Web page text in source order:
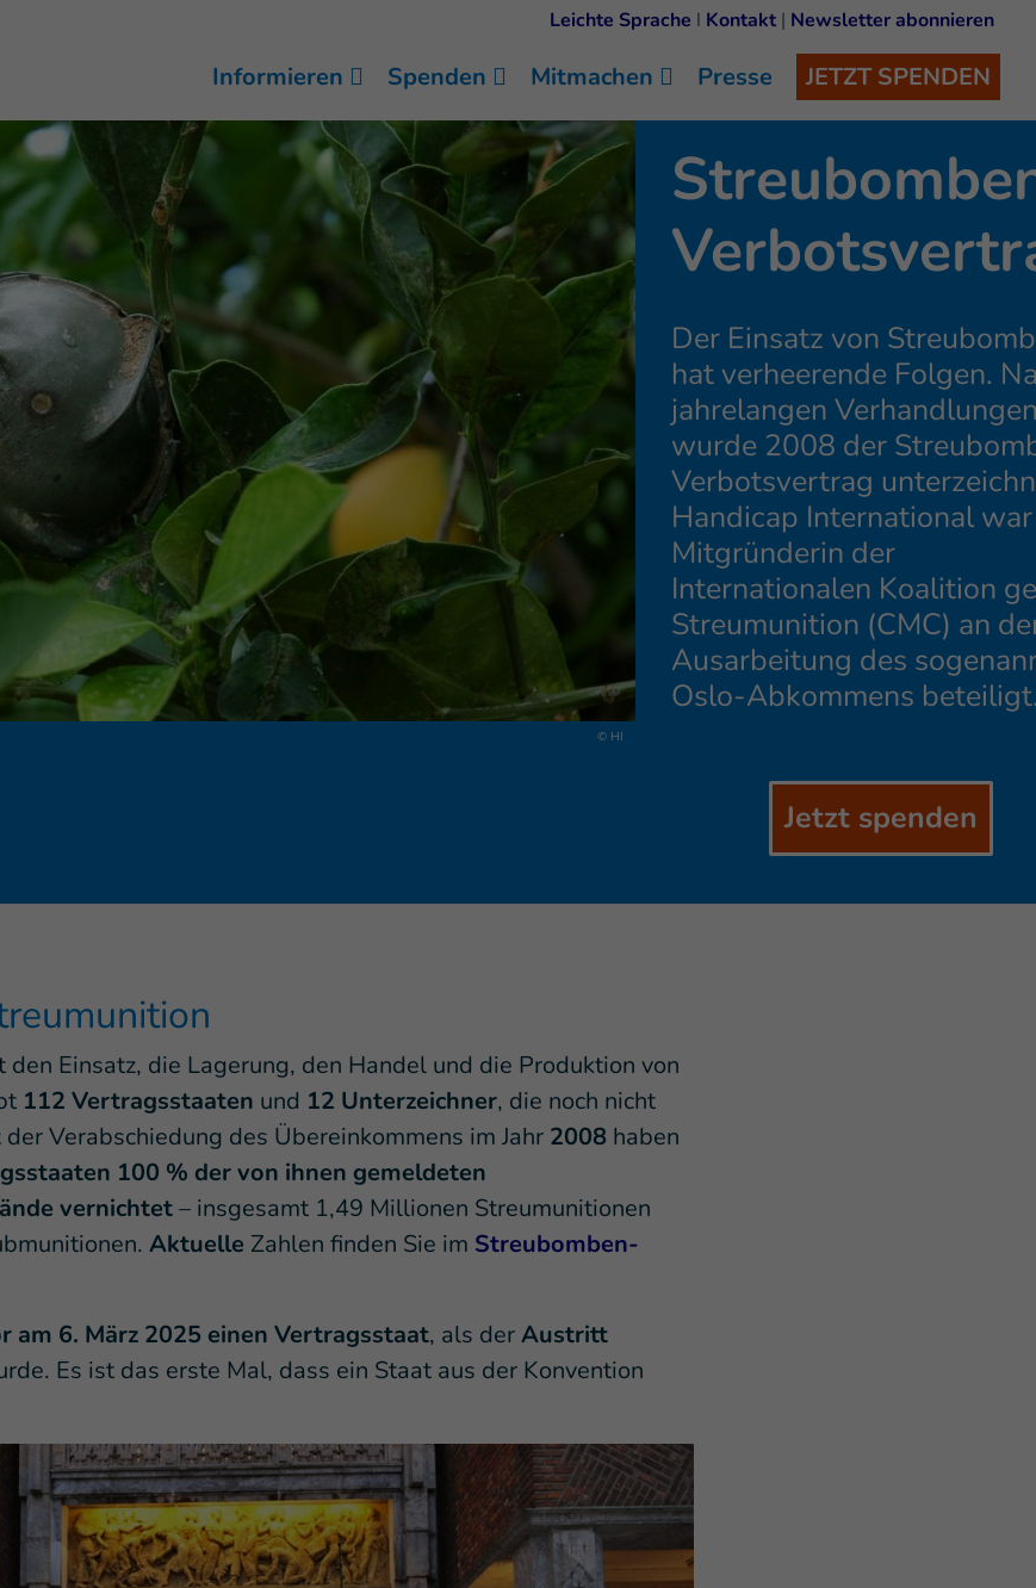
Leichte Sprache I Kontakt| Newsletter abonnieren
Informieren Spenden Mitmachen Presse JETZT SPENDEN
© HI
Der Einsatz von
hat verheerende Folgen.
jahrelangen
wurde 2008 der
Verbotsvertrag
Handicap International
Mitgründerin der
Internationalen Koalition
Streumunition (CMC) an
Ausarbeitung des
Oslo-Abkommens
Jetzt spenden
Einsatz, die Lagerung, den Handel und die Produktion von
112 Vertragsstaaten und 12 Unterzeichner, die noch nicht
der Verabschiedung des Übereinkommens im Jahr 2008 haben
100 % der von ihnen gemeldeten
vernichtet– insgesamt 1,49 Millionen Streumunitionen
Aktuelle Zahlen finden Sie im Streubomben-
am 6. März 2025 einen Vertragsstaat, als derAustritt
Es ist das erste Mal, dass ein Staat aus der Konvention